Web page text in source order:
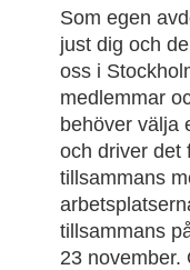
Som egen
just dig och
oss i
medlemmar
behöver välja
och driver det
tillsammans
tillsammans
23 november.